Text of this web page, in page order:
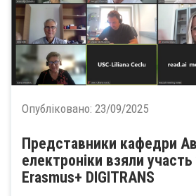
Опубліковано: 23/09/2025
Представники кафедри
електроніки взяли участь
Erasmus+ DIGITRANS